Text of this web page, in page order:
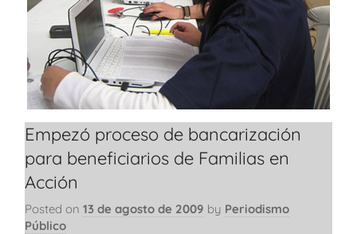
Empezó proceso de bancarización
para beneficiarios de Familias en
Acción
Posted on 13 de agosto de 2009 by Periodismo
Público